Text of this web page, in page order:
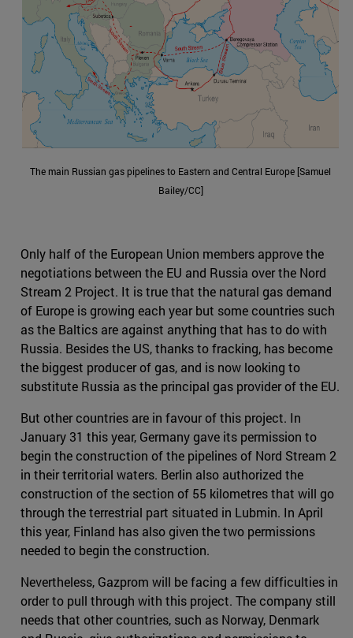
The main Russian gas pipelines to Eastern and Central Europe [Samuel
Bailey/CC]
Only half of the European Union members approve the
negotiations between the EU and Russia over the Nord
Stream 2 Project. It is true that the natural gas demand
of Europe is growing each year but some countries such
as the Baltics are against anything that has to do with
Russia. Besides the US, thanks to fracking, has become
the biggest producer of gas, and is now looking to
substitute Russia as the principal gas provider of the EU.
But other countries are in favour of this project. In
January 31 this year, Germany gave its permission to
begin the construction of the pipelines of Nord Stream 2
in their territorial waters. Berlin also authorized the
construction of the section of 55 kilometres that will go
through the terrestrial part situated in Lubmin. In April
this year, Finland has also given the two permissions
needed to begin the construction.
Nevertheless, Gazprom will be facing a few difficulties in
order to pull through with this project. The company still
needs that other countries, such as Norway, Denmark